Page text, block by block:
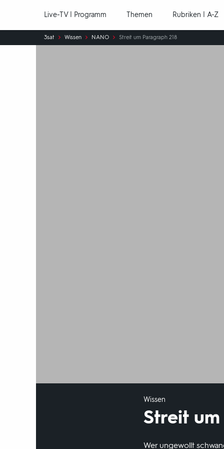
Live-TV | Programm Themen Rubriken | A-Z
Sie
sind
3sat Wissen NANO Streit um Paragraph 218
Wissen
Streit um
Wer ungewollt